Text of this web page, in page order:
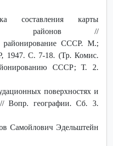
составления карты
районов //
районирование СССР. М.;
С. 7-18. (Тр. Комис.
СССР; Т. 2.
поверхностях и
Вопр. географии. Сб. 3.
Самойлович Эдельштейн